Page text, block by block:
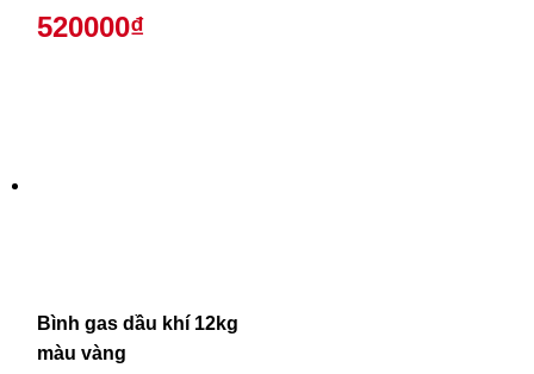
520000₫
Bình gas dầu khí 12kg
màu vàng